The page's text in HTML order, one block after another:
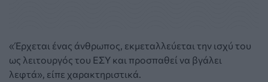
«Έρχεται ένας άνθρωπος, εκμεταλλεύεται την ισχύ του
ως λειτουργός του ΕΣΥ και προσπαθεί να βγάλει
λεφτά», είπε χαρακτηριστικά.